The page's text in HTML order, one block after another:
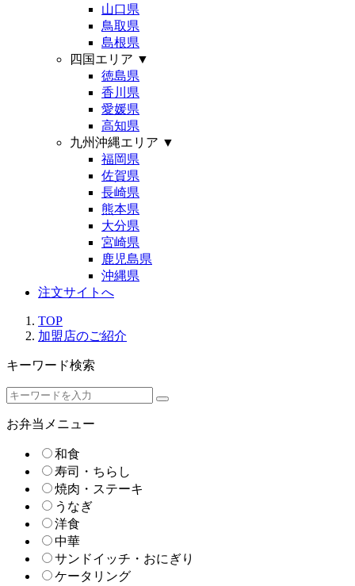
山口県
鳥取県
島根県
四国エリア ▼
徳島県
香川県
愛媛県
高知県
九州沖縄エリア ▼
福岡県
佐賀県
長崎県
熊本県
大分県
宮崎県
鹿児島県
沖縄県
注文サイトへ
TOP
加盟店のご紹介
キーワード検索
お弁当メニュー
和食
寿司・ちらし
焼肉・ステーキ
うなぎ
洋食
中華
サンドイッチ・おにぎり
ケータリング